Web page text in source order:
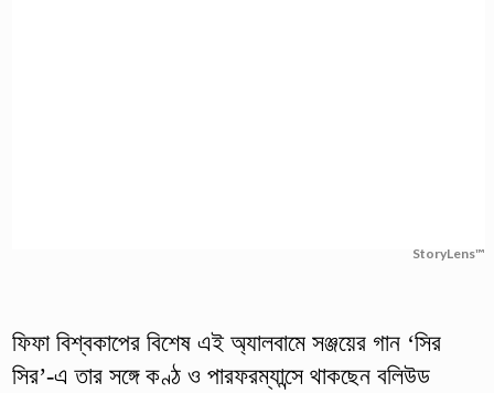
StoryLens™
ফিফা বিশ্বকাপের বিশেষ এই অ্যালবামে সঞ্জয়ের গান ‘সির
সির’-এ তার সঙ্গে কণ্ঠ ও পারফরম্যান্সে থাকছেন বলিউড